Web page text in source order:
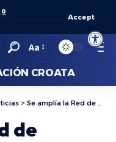
Abrir
Accept
Aa
CROATA
> Se amplía la Red de mujeres exitosas de Australia y Nueva Zelanda
de